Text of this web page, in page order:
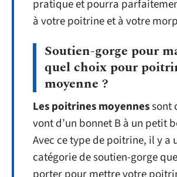
pratique et pourra
à votre poitrine et à votre
Soutien-gorge pour
quel choix pour
moyenne ?
Les poitrines moyennessont
vont d’un bonnet B à un petit
Avec ce type de poitrine, il y a
catégorie de soutien-gorge